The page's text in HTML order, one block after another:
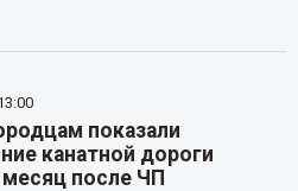
показали
канатной дороги
месяц после ЧП